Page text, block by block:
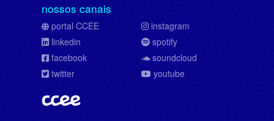
nossos canais
portal CCEE
linkedin
facebook
twitter
instagram
spotify
soundcloud
youtube